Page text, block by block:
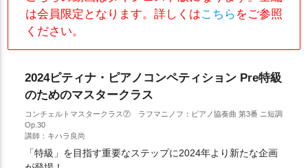
は会員限定となります。詳しくはこちら をご参照
ください。
2024ピティナ・ピアノコンペティション Pre特級
のためのマスタークラス
コンチェルトマスタークラス⑦ ラフマニノフ：ピアノ協奏曲 第3番 ニ短調
Op.30
講師：キハラ良尚
「特級」を目指す重要なステップに2024年より新たな企画